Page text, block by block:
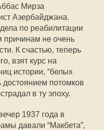
Мирза
Азербайджана.
по реабилитации
причинам не очень
К счастью, теперь
взят курс на
истории, “белых
достоянием потомков
в ту эпоху.
1937 года в
давали “Макбета”,